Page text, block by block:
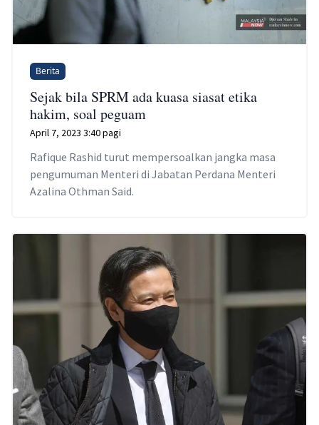
Berita
Sejak bila SPRM ada kuasa siasat etika
hakim, soal peguam
April 7, 2023 3:40 pagi
Rafique Rashid turut mempersoalkan jangka masa
pengumuman Menteri di Jabatan Perdana Menteri
Azalina Othman Said.